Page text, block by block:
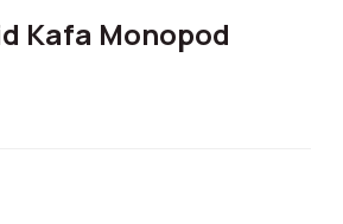
Kafa Monopod